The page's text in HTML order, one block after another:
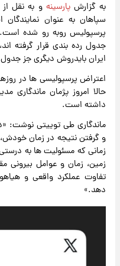
به گزارشپارسینه و به نقل
سپاهان به عنوان
پرسپولیس روبه رو شده
جدول رده بندی قرار گرفته
ایران بایدروش دیگری جز
اعتراض پرسپولیسی ها در
حالا امروز پژمان ماندگاری
داشته است.
ماندگاری طی توییتی نوشت:
و گرفتن نتیجه در زمان
زمانی که مسئولیت ها به
زمین، زمان و عوامل بیرونی
تفاوت عملکرد واقعی و
دهد.»